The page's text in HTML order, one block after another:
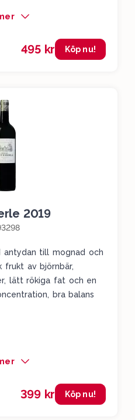
495 kr Köp nu!
2019
antydan till mognad och
av björnbär,
lätt rökiga fat och en
bra balans
399 kr Köp nu!